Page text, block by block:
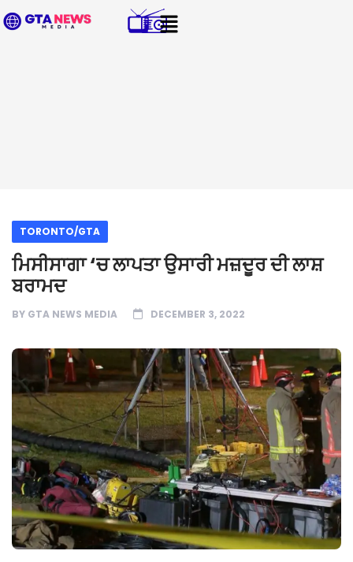
TORONTO/GTA
ਮਿਸੀਸਾਗਾ ‘ਚ ਲਾਪਤਾ ਉਸਾਰੀ ਮਜ਼ਦੂਰ ਦੀ ਲਾਸ਼
ਬਰਾਮਦ
BY GTA NEWS MEDIA DECEMBER 3, 2022